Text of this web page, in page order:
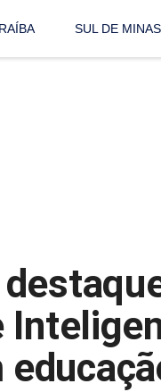
SUL DE MINAS